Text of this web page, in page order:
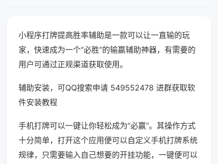
小程序打牌提高胜率辅助是一款可以让一直输的玩
家，快速成为一个“必胜”的输赢辅助神器，有需要的
用户可通过正规渠道获取使用。
辅助安装，可QQ搜索申请 549552478 进群获取软
件安装教程
手机打牌可以一键让你轻松成为“必赢”。其操作方式
十分简单，打开这个应用便可以自定义手机打牌系统
规律，只需要输入自己想要的开挂功能，一键便可以